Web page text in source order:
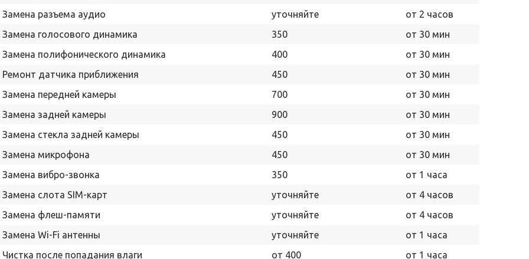
Замена разъема аудио
уточняйте
от 2 часов
Замена голосового динамика
350
от 30 мин
Замена полифонического динамика
400
от 30 мин
Ремонт датчика приближения
450
от 30 мин
Замена передней камеры
700
от 30 мин
Замена задней камеры
900
от 30 мин
Замена стекла задней камеры
450
от 30 мин
Замена микрофона
450
от 30 мин
Замена вибро-звонка
350
от 1 часа
Замена слота SIM-карт
уточняйте
от 4 часов
Замена флеш-памяти
уточняйте
от 4 часов
Замена Wi-Fi антенны
уточняйте
от 1 часа
Чистка после попадания влаги
от 400
от 1 часа